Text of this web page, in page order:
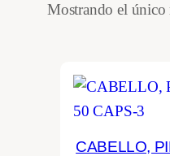
Mostrando el único
CABELLO,